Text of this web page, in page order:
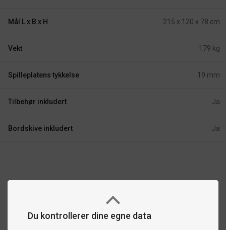
Du kontrollerer dine egne data
Mål L x B x H 215 x 120 x 78 cm
Vekt 179 kg
Spilleplatens tykkelse 19 mm
Tilbehør inkludert Ja
Bordskive inkludert Ja